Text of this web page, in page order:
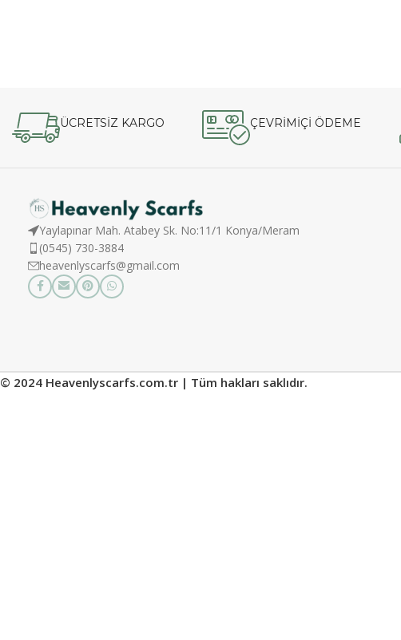
ÜCRETSİZ KARGO ÇEVRİMİÇİ ÖDEME
Yaylapınar Mah. Atabey Sk. No:11/1 Konya/Meram
(0545) 730-3884
heavenlyscarfs@gmail.com
© 2024 Heavenlyscarfs.com.tr | Tüm hakları saklıdır.